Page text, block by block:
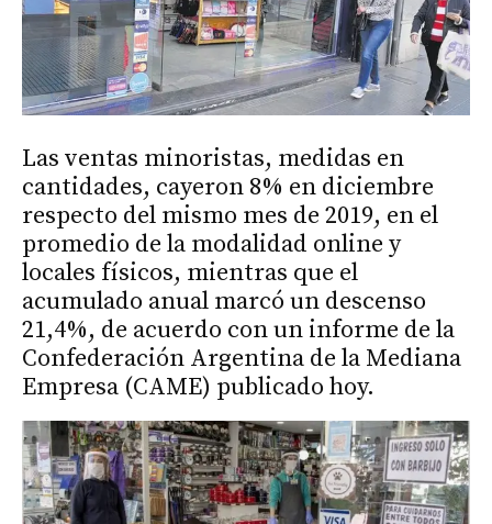
Las ventas minoristas, medidas en
cantidades, cayeron 8% en diciembre
respecto del mismo mes de 2019, en el
promedio de la modalidad online y
locales físicos, mientras que el
acumulado anual marcó un descenso
21,4%, de acuerdo con un informe de la
Confederación Argentina de la Mediana
Empresa (CAME) publicado hoy.